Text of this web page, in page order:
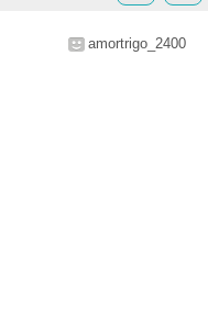
amortrigo_2400